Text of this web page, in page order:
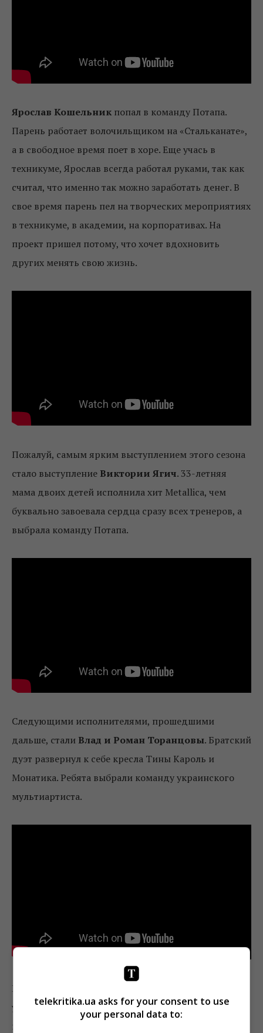
Ярослав Кошельник попал в команду Потапа.
Парень работает волочильщиком на «Стальканате»,
а в свободное время поет в хоре. Еще учась в
техникуме, Ярослав всегда работал руками, так как
считал, что именно так можно заработать денег. В
свое время парень пел на творческих мероприятиях
в техникуме, в академии, на корпоративах. На
проект пришел потому, что хочет вдохновить
других менять свою жизнь.
Пожалуй, самым ярким выступлением этого сезона
стало выступление Виктории Ягич. 33-летняя
мама двоих детей исполнила хит Metallica, чем
буквально завоевала сердца сразу всех тренеров, а
выбрала команду Потапа.
Следующими исполнителями, прошедшими
дальше, стали Влад и Роман Торанцовы. Братский
дуэт развернул к себе кресла Тины Кароль и
Монатика. Ребята выбрали команду украинского
мультиартиста.
Голос
удивит зрителей«Голоса» . Примечательно, что
исполнительница никогда ранее в жизни не стояла
telekritika.ua asks for your consent to use
your personal data to: